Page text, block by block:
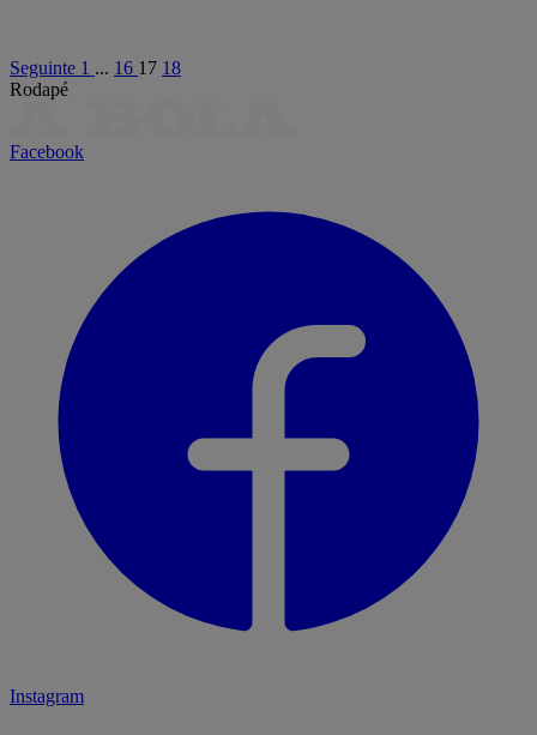
Seguinte 1 ... 16 17 18
Rodapé
Facebook
Instagram